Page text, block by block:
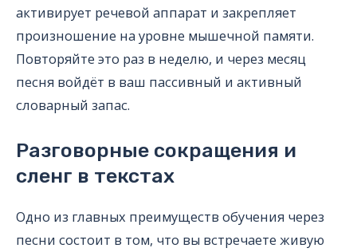
активирует речевой аппарат и закрепляет
произношение на уровне мышечной памяти.
Повторяйте это раз в неделю, и через месяц
песня войдёт в ваш пассивный и активный
словарный запас.
Разговорные сокращения и
сленг в текстах
Одно из главных преимуществ обучения через
песни состоит в том, что вы встречаете живую